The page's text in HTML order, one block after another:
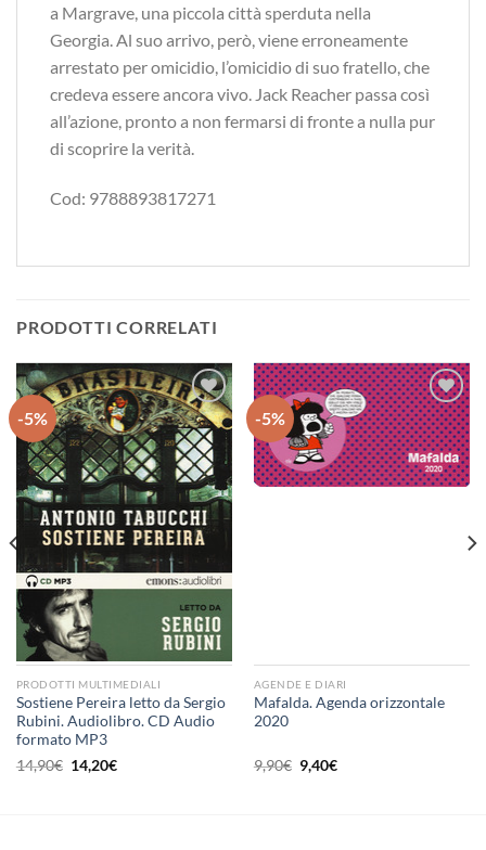
a Margrave, una piccola città sperduta nella
Georgia. Al suo arrivo, però, viene erroneamente
arrestato per omicidio, l’omicidio di suo fratello, che
credeva essere ancora vivo. Jack Reacher passa così
all’azione, pronto a non fermarsi di fronte a nulla pur
di scoprire la verità.
Cod: 9788893817271
PRODOTTI CORRELATI
-5%
Aggiungi
alla lista
dei
desideri
PRODOTTI MULTIMEDIALI
Sostiene Pereira letto da Sergio
Rubini. Audiolibro. CD Audio
formato MP3
14,90€ Il
prezzo
14,20€Il
-5%
Aggiungi
alla lista
dei
AGENDE E DIARI
Mafalda. Agenda orizzontale
2020
9,90€ Il
prezzo
9,40€Il